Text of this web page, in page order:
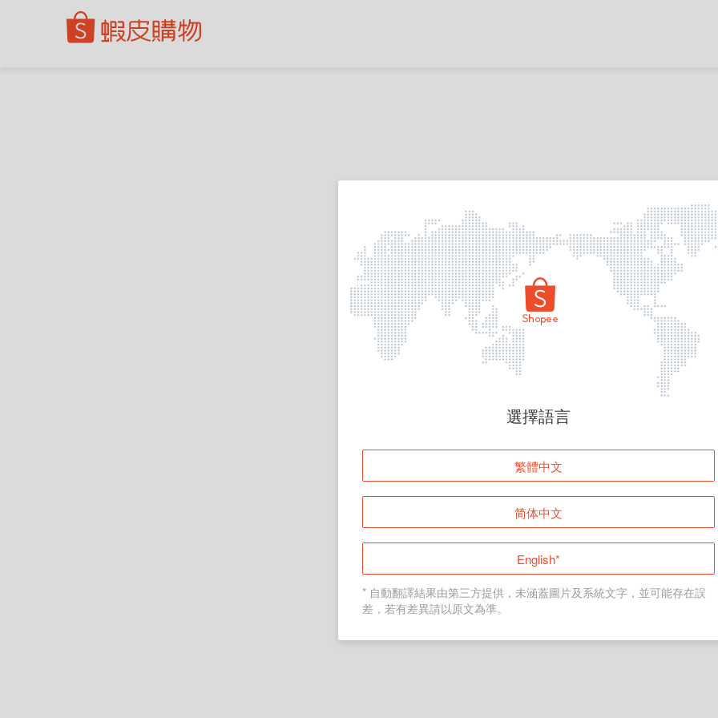
頁面無法顯示
登入
返回首頁
選擇語言
繁體中文
简体中文
English*
* 自動翻譯結果由第三方提供，未涵蓋圖片及系統文字，並可能存在誤
差，若有差異請以原文為準。